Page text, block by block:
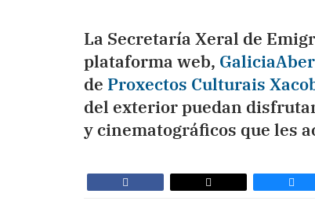
La Secretaría Xeral de
plataforma web,
de Proxectos Culturais
del exterior puedan
y cinematográficos que les